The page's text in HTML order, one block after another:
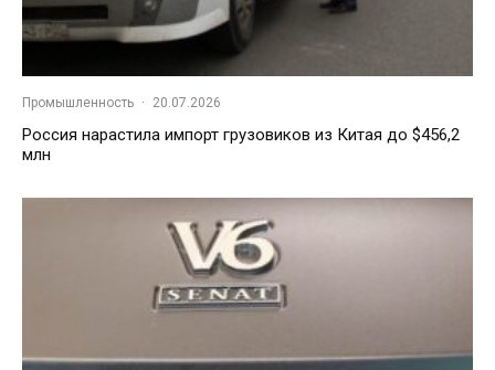
Промышленность · 20.07.2026
Россия нарастила импорт грузовиков из Китая до $456,2
млн